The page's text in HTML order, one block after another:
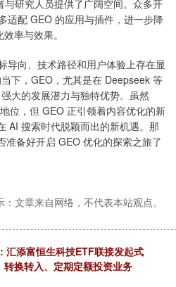
研究人员提供了广阔空间。众多开
适配 GEO 的应用与插件，进一步降
率与效果。
导向、技术路径和用户体验上存在显
下，GEO，尤其是在 Deepseek 等
大的发展潜力与独特优势。虽然
位，但 GEO 正引领着内容优化的新
AI 搜索时代脱颖而出的新机遇。那
准备好开启 GEO 优化的探索之旅了
文章来自网络，不代表本站观点。
汇添富恒生科技ETF联接发起式
转换转入、定期定额投资业务